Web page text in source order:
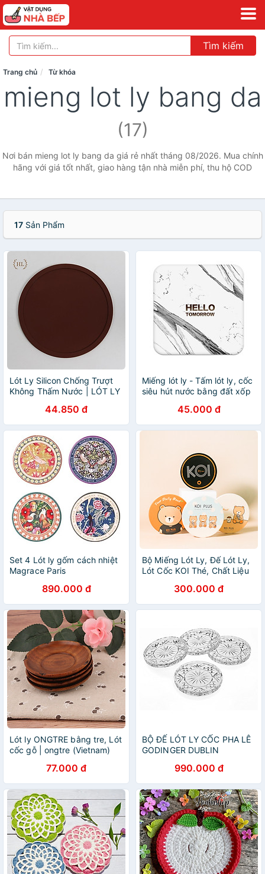
Tìm kiếm
Trang chủ Từ khóa
mieng lot ly bang da
(17)
Nơi bán mieng lot ly bang da giá rẻ nhất tháng 08/2026. Mua chính
hãng với giá tốt nhất, giao hàng tận nhà miễn phí, thu hộ COD
17 Sản Phẩm
Lót Ly Silicon Chống Trượt
Không Thấm Nước | LÓT LY
CAFE KHÔNG HỌA TIẾT
44.850 đ
Miếng lót ly - Tấm lót ly, cốc
siêu hút nước bằng đất xốp
điệp dễ thương
45.000 đ
Set 4 Lót ly gốm cách nhiệt
Magrace Paris
890.000 đ
Bộ Miếng Lót Ly, Đế Lót Ly,
Lót Cốc KOI Thé, Chất Liệu
BB Bear Ceramic Drink
Coasters
300.000 đ
Lót ly ONGTRE bằng tre, Lót
cốc gỗ | ongtre (Vietnam)
77.000 đ
BỘ ĐẾ LÓT LY CỐC PHA LÊ
GODINGER DUBLIN
990.000 đ